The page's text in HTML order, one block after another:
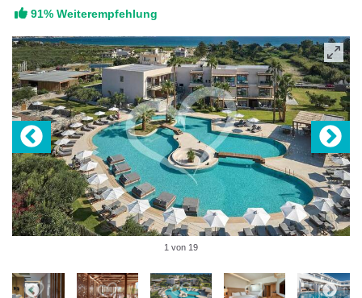
91% Weiterempfehlung
1 von 19